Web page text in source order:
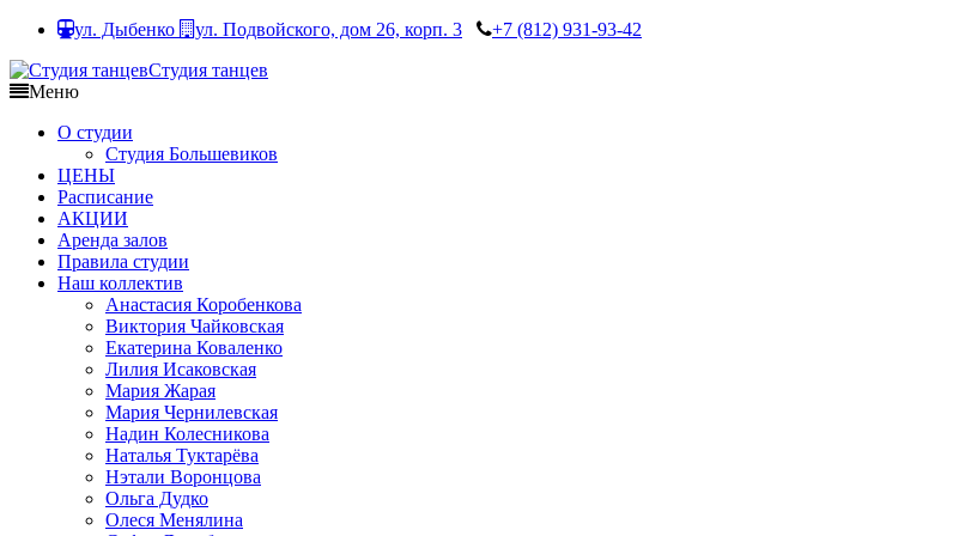
ул. Дыбенко ул. Подвойского, дом 26, корп. 3
+7 (812) 931-93-42
Студия танцев
Меню
О студии
Студия Большевиков
ЦЕНЫ
Расписание
АКЦИИ
Аренда залов
Правила студии
Наш коллектив
Анастасия Коробенкова
Виктория Чайковская
Екатерина Коваленко
Лилия Исаковская
Мария Жарая
Мария Чернилевская
Надин Колесникова
Наталья Туктарёва
Нэтали Воронцова
Ольга Дудко
Олеся Менялина